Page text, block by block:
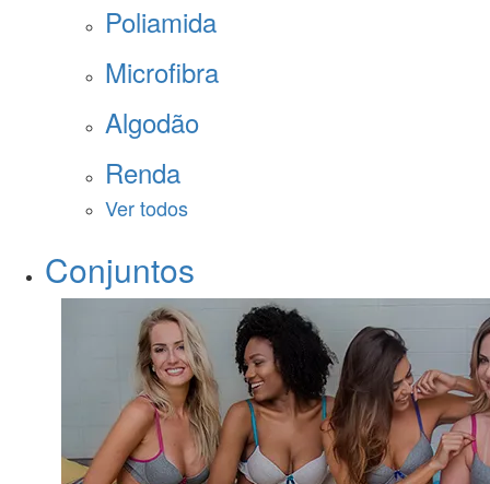
Poliamida
Microfibra
Algodão
Renda
Ver todos
Conjuntos